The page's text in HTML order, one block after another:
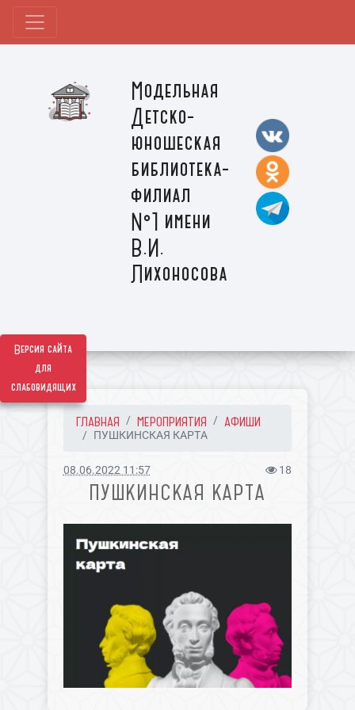
Версия сайта
для
слабовидящих
Модельная
Детско-
юношеская
библиотека-
филиал
№1 имени
В.И.
Лихоносова
ГЛАВНАЯ МЕРОПРИЯТИЯ АФИШИ
ПУШКИНСКАЯ КАРТА
08.06.2022 11:57 18
ПУШКИНСКАЯ КАРТА